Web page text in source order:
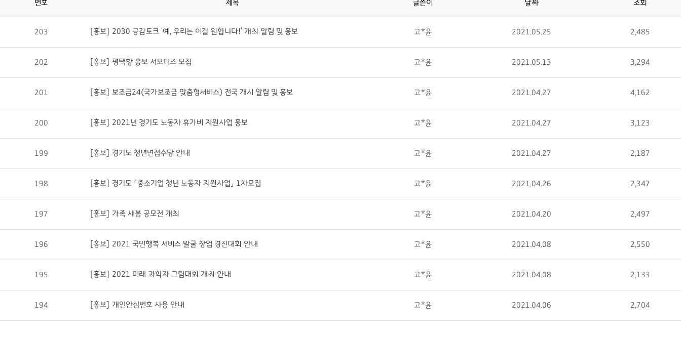
번호 제목 글쓴이 날짜 조회
203 [홍보] 2030 공감토크 '예, 우리는 이걸 원합니다!' 개최 알림 및 홍보 고*윤 2021.05.25 2,485
202 [홍보] 평택항 홍보 서모터즈 모집 고*윤 2021.05.13 3,294
201 [홍보] 보조금24(국가보조금 맞춤형서비스) 전국 개시 알림 및 홍보 고*윤 2021.04.27 4,162
200 [홍보] 2021년 경기도 노동자 휴가비 지원사업 홍보 고*윤 2021.04.27 3,123
199 [홍보] 경기도 청년면접수당 안내 고*윤 2021.04.27 2,187
198 [홍보] 경기도 「중소기업 청년 노동자 지원사업」 1차모집 고*윤 2021.04.26 2,347
197 [홍보] 가족 새봄 공모전 개최 고*윤 2021.04.20 2,497
196 [홍보] 2021 국민행복 서비스 발굴 창업 경진대회 안내 고*윤 2021.04.08 2,550
195 [홍보] 2021 미래 과학자 그림대회 개최 안내 고*윤 2021.04.08 2,133
194 [홍보] 개인안심번호 사용 안내 고*윤 2021.04.06 2,704